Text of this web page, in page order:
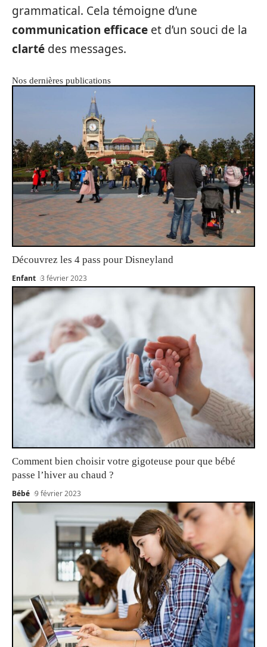
grammatical. Cela témoigne d’une
communication efficace et d’un souci de la
clarté des messages.
Nos dernières publications
Découvrez les 4 pass pour Disneyland
Enfant 3 février 2023
Comment bien choisir votre gigoteuse pour que bébé
passe l’hiver au chaud ?
Bébé 9 février 2023